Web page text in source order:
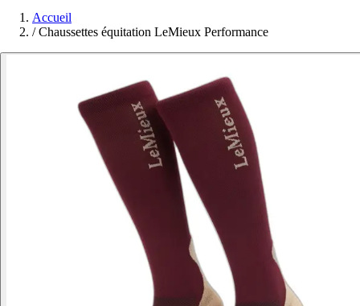
Accueil
/ Chaussettes équitation LeMieux Performance